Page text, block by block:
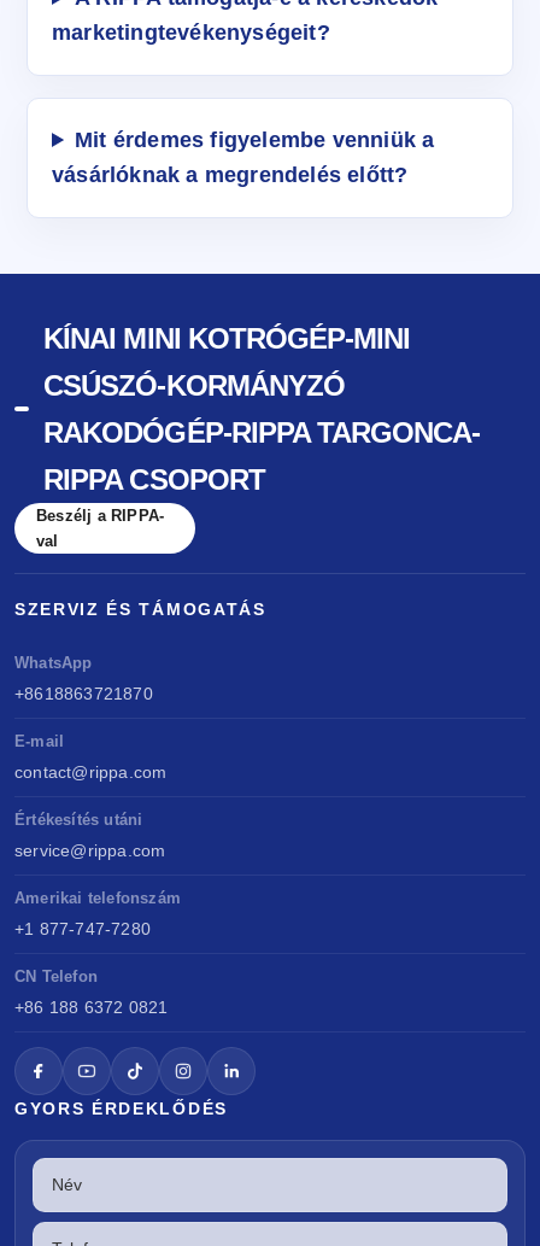
marketingtevékenységeit?
Mit érdemes figyelembe venniük a
vásárlóknak a megrendelés előtt?
KÍNAI MINI KOTRÓGÉP-MINI
CSÚSZÓ-KORMÁNYZÓ
RAKODÓGÉP-RIPPA TARGONCA-
RIPPA CSOPORT
Beszélj a RIPPA-
val
SZERVIZ ÉS TÁMOGATÁS
WhatsApp
+8618863721870
E-mail
contact@rippa.com
Értékesítés utáni
service@rippa.com
Amerikai telefonszám
+1 877-747-7280
CN Telefon
+86 188 6372 0821
GYORS ÉRDEKLŐDÉS